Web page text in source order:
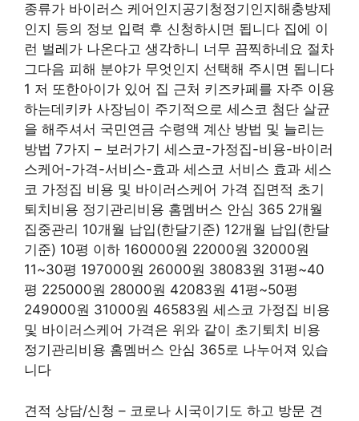
종류가 바이러스 케어인지공기청정기인지해충방제
인지 등의 정보 입력 후 신청하시면 됩니다 집에 이
런 벌레가 나온다고 생각하니 너무 끔찍하네요 절차
그다음 피해 분야가 무엇인지 선택해 주시면 됩니다
1 저 또한아이가 있어 집 근처 키즈카페를 자주 이용
하는데키카 사장님이 주기적으로 세스코 첨단 살균
을 해주셔서 국민연금 수령액 계산 방법 및 늘리는
방법 7가지 – 보러가기 세스코-가정집-비용-바이러
스케어-가격-서비스-효과 세스코 서비스 효과 세스
코 가정집 비용 및 바이러스케어 가격 집면적 초기
퇴치비용 정기관리비용 홈멤버스 안심 365 2개월
집중관리 10개월 납입(한달기준) 12개월 납입(한달
기준) 10평 이하 160000원 22000원 32000원
11~30평 197000원 26000원 38083원 31평~40
평 225000원 28000원 42083원 41평~50평
249000원 31000원 46583원 세스코 가정집 비용
및 바이러스케어 가격은 위와 같이 초기퇴치 비용
정기관리비용 홈멤버스 안심 365로 나누어져 있습
니다
견적 상담/신청 – 코로나 시국이기도 하고 방문 견